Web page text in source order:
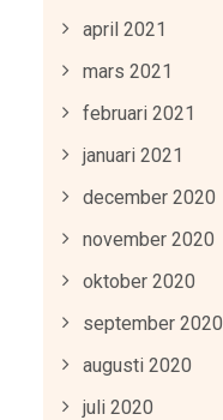
april 2021
mars 2021
februari 2021
januari 2021
december 2020
november 2020
oktober 2020
september 2020
augusti 2020
juli 2020